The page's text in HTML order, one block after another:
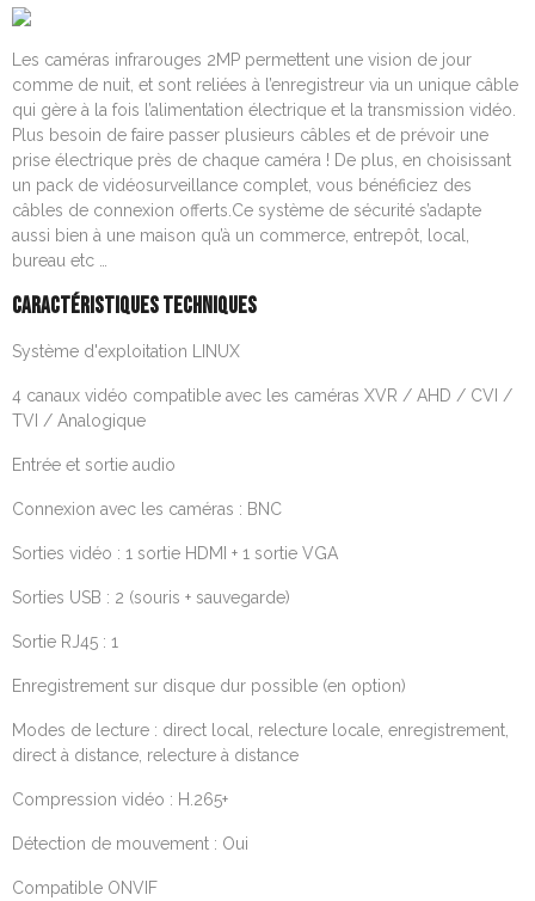
Les caméras infrarouges 2MP permettent une vision de jour
comme de nuit, et sont reliées à l’enregistreur via un unique câble
qui gère à la fois l’alimentation électrique et la transmission vidéo.
Plus besoin de faire passer plusieurs câbles et de prévoir une
prise électrique près de chaque caméra ! De plus, en choisissant
un pack de vidéosurveillance complet, vous bénéficiez des
câbles de connexion offerts.Ce système de sécurité s’adapte
aussi bien à une maison qu’à un commerce, entrepôt, local,
bureau etc …
CARACTÉRISTIQUES TECHNIQUES
Système d'exploitation LINUX
4 canaux vidéo compatible avec les caméras XVR / AHD / CVI /
TVI / Analogique
Entrée et sortie audio
Connexion avec les caméras : BNC
Sorties vidéo : 1 sortie HDMI + 1 sortie VGA
Sorties USB : 2 (souris + sauvegarde)
Sortie RJ45 : 1
Enregistrement sur disque dur possible (en option)
Modes de lecture : direct local, relecture locale, enregistrement,
direct à distance, relecture à distance
Compression vidéo : H.265+
Détection de mouvement : Oui
Compatible ONVIF